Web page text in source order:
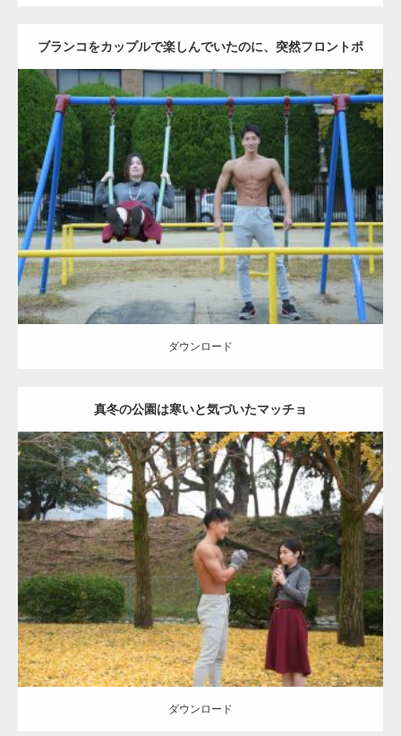
ブランコをカップルで楽しんでいたのに、突然フロントポ
ーズをするマッチョ
Update: 2021.07.6
Category:公園のマッチョ その他 AKIHITO(細マッチョ) 腹筋 大胸筋
ダウンロード
ダウンロード
真冬の公園は寒いと気づいたマッチョ
Update: 2021.07.8
Category:公園のマッチョ その他 AKIHITO(細マッチョ) 上腕三頭筋
肩
ダウンロード
ダウンロード